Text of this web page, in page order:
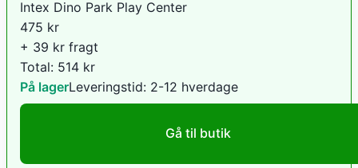
Intex Dino Park Play Center
475 kr
+ 39 kr fragt
Total: 514 kr
På lagerLeveringstid: 2-12 hverdage
Gå til butik